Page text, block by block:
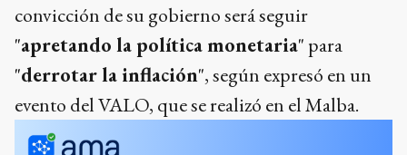
convicción de su gobierno será seguir
"apretando la política monetaria" para
"derrotar la inflación", según expresó en un
evento del VALO, que se realizó en el Malba.